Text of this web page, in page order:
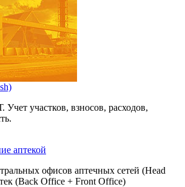
участков, взносов, расходов,
аптекой
офисов аптечных сетей (Head
(Back Office + Front Office)